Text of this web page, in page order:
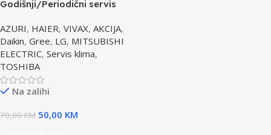
Godišnji/Periodični servis
AZURI, HAIER, VIVAX, AKCIJA,
Daikin, Gree, LG, MITSUBISHI
ELECTRIC, Servis klima,
TOSHIBA
Na zalihi
70,00KM 50,00 KM